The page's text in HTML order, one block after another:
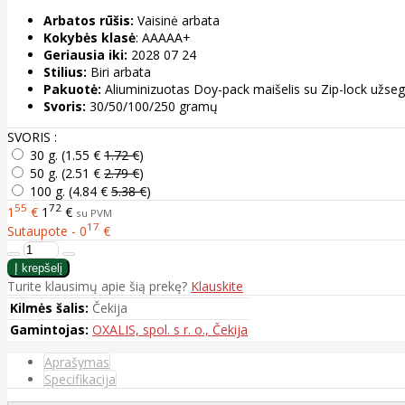
Arbatos rūšis: Vaisinė arbata
Kokybės klasė: AAAAA+
Geriausia iki: 2028 07 24
Stilius: Biri arbata
Pakuotė: Aliuminizuotas Doy-pack maišelis su Zip-lock
Svoris: 30/50/100/250 gramų
SVORIS :
30 g. (1.55 € 1.72 €)
50 g. (2.51 € 2.79 €)
100 g. (4.84 € 5.38 €)
1 55 € 1 72 € su PVM
Sutaupote - 017 €
Turite klausimų apie šią prekę? Klauskite
Kilmės šalis: Čekija
Gamintojas: OXALIS, spol. s r. o., Čekija
Aprašymas
Specifikacija